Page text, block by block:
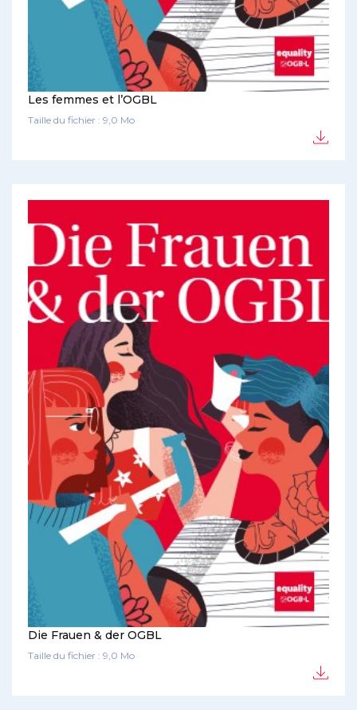
Les femmes et l’OGBL
Taille du fichier : 9,0 Mo
Die Frauen & der OGBL
Taille du fichier : 9,0 Mo